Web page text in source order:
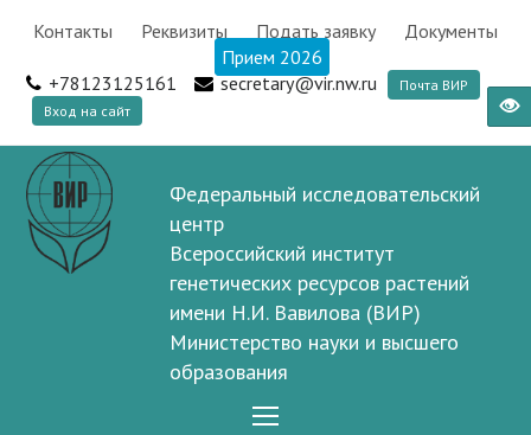
Контакты Реквизиты Подать заявку
Документы
Прием 2026
+78123125161
secretary@vir.nw.ru
Почта ВИР
Вход на сайт
Федеральный исследовательский
центр
Всероссийский институт
генетических ресурсов растений
имени Н.И. Вавилова (ВИР)
Министерство науки и высшего
образования